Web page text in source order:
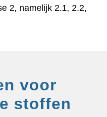
2, namelijk 2.1, 2.2,
voor
stoffen